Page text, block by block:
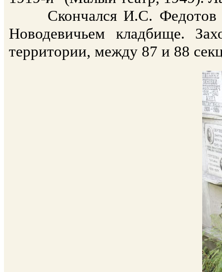
Скончался И.С. Федотов в
Новодевичьем кладбище.
территории, между 87 и 88